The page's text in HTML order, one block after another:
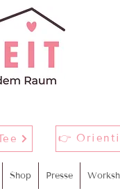
👉
Shop Presse